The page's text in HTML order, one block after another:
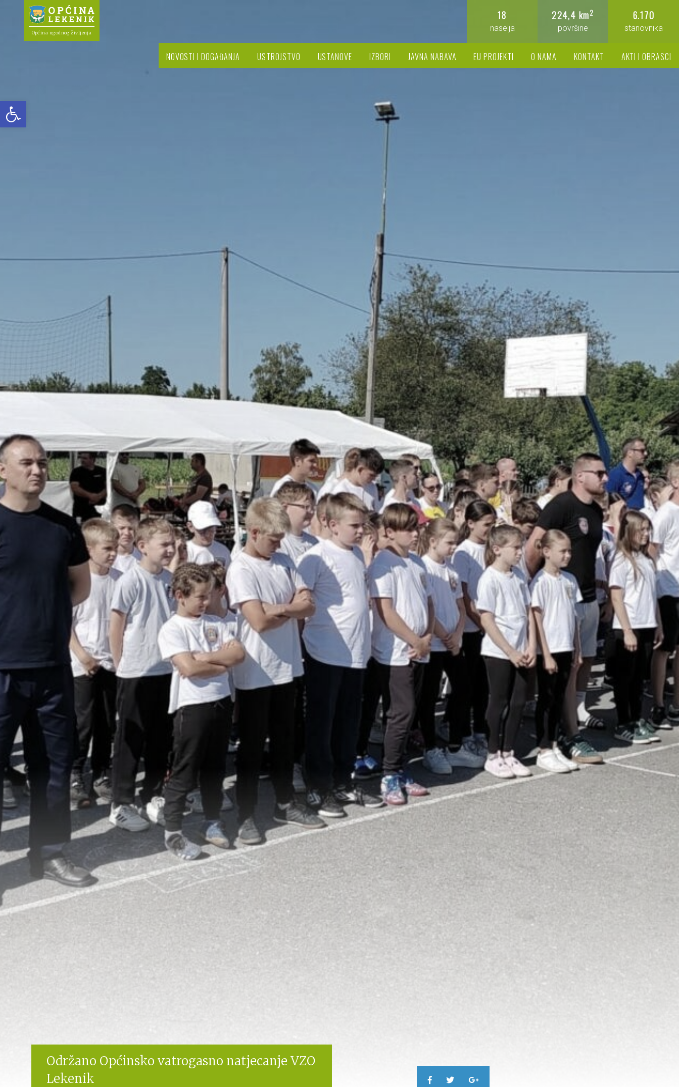
Open toolbar
Općina ugodnog življenja
6.170
stanovnika
224,4 km2
površine
18
naselja
NOVOSTI I DOGAĐANJA USTROJSTVO USTANOVE IZBORI JAVNA NABAVA EU PROJEKTI O NAMA KONTAKT AKTI I OBRASCI
Održano Općinsko vatrogasno natjecanje VZO
Lekenik